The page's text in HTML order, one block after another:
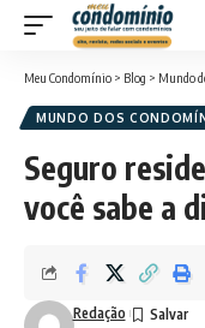
Meu Condomínio > Blog > Mundo
MUNDO DOS
Seguro
você sabe a
Redação